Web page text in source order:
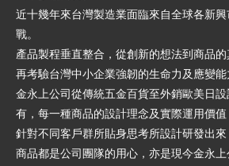
近十幾年來台灣製造業面臨來自全球各新
戰。
產品製程垂直整合，從創新的想法到商品
再考驗台灣中小企業強韌的生命力及應變能
金永上公司從傳統五金百貨至外銷歐美日
有，每一種商品的設計理念及實際運用價
針對不同客戶群所貼身思考所設計研發出
商品都是公司團隊的用心，亦是現今金永